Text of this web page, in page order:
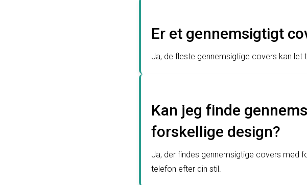
Er et gennemsigtigt
Ja, de fleste gennemsigtige covers kan
Kan jeg finde
forskellige design?
Ja, der findes gennemsigtige covers med
telefon efter din stil.